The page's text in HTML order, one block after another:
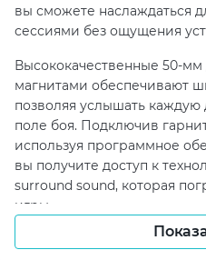
вы сможете наслаждаться
сессиями без ощущения
Высококачественные 50-
магнитами обеспечивают
позволяя услышать каждую
поле боя. Подключив
используя программное
вы получите доступ к
surround sound, которая
игры.
Омнинаправленный